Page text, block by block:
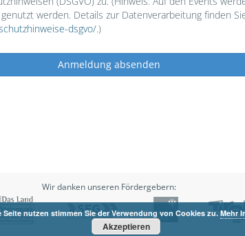
werden. Details zur Datenverarbeitung finden
dsgvo/.)
Wir danken unseren Fördergebern:
Seite nutzen stimmen Sie der Verwendung von Cookies zu. Mehr
Akzeptieren